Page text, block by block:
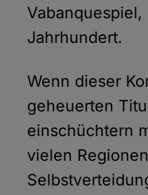
Jahrhundert.
Wenn dieser
geheuerten
einschüchtern
vielen